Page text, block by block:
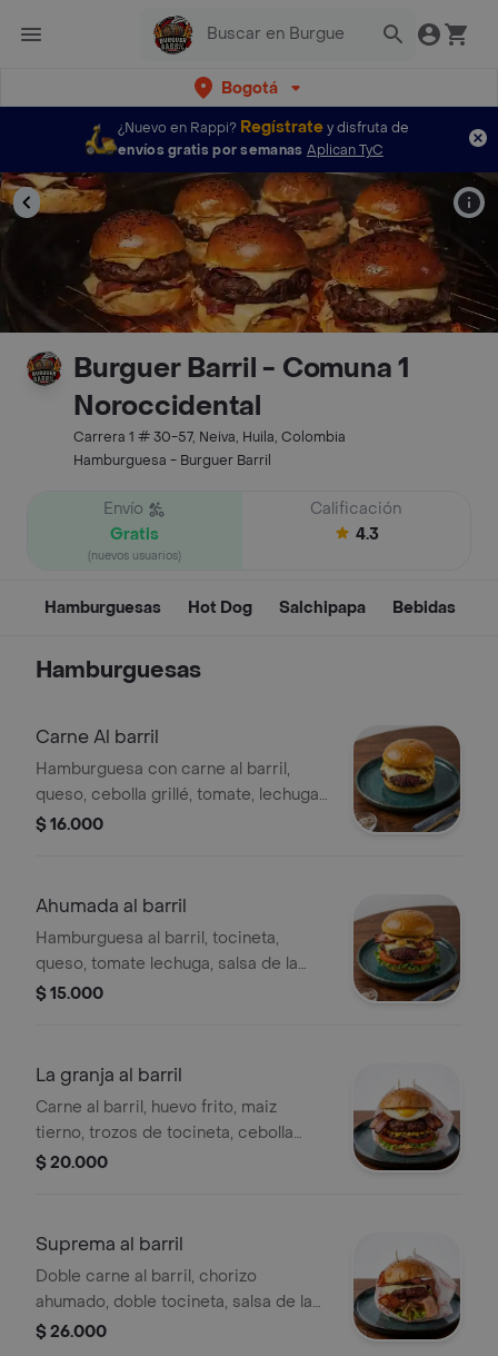
Bogotá
¿Nuevo en Rappi? Regístratey disfruta de
envíos gratis por semanas Aplican TyC
Burguer Barril - Comuna 1
Noroccidental
Carrera 1 # 30-57, Neiva, Huila, Colombia
Hamburguesa - Burguer Barril
Envío
Gratis
(nuevos usuarios)
Calificación
4.3
Hamburguesas Hot Dog Salchipapa Bebidas
Hamburguesas
Carne Al barril
Hamburguesa con carne al barril,
queso, cebolla grillé, tomate, lechuga,
salsa de la casa y pan de ajonjolí.
$ 16.000
Ahumada al barril
Hamburguesa al barril, tocineta,
queso, tomate lechuga, salsa de la
casa y pan de ajonjoli
$ 15.000
La granja al barril
Carne al barril, huevo frito, maiz
tierno, trozos de tocineta, cebolla
grille, tomate, lechuga, salsa de la
$ 20.000
Suprema al barril
Doble carne al barril, chorizo
ahumado, doble tocineta, salsa de la
casa y pan de ajonjolí.
$ 26.000